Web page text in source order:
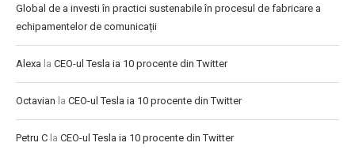
Global de a investi în practici sustenabile în procesul de fabricare a
echipamentelor de comunicații
Alexa la CEO-ul Tesla ia 10 procente din Twitter
Octavian la CEO-ul Tesla ia 10 procente din Twitter
Petru C la CEO-ul Tesla ia 10 procente din Twitter